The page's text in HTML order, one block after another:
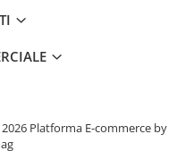
Platforma E-commerce by